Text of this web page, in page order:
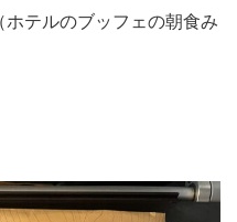
テルのブッフェの朝食み